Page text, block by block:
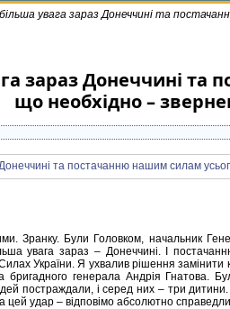
увага зараз Донеччині та
зараз Донеччині та
що необхідно –
Зранку. Були Головком, начальник
увага зараз – Донеччині. І
України. Я ухвалив рішення
генерала Андрія Гнатова.
постраждали, і серед них – три
цей удар – відповімо абсолютно